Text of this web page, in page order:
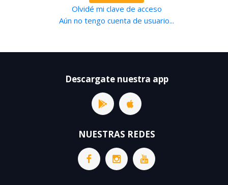
Olvidé mi clave de acceso
Aún no tengo cuenta de usuario...
Descargate nuestra app
NUESTRAS REDES